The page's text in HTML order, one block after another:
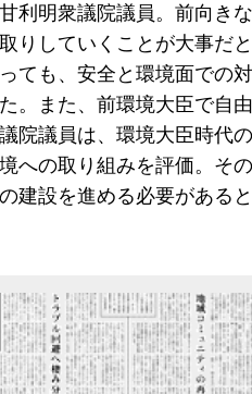
利明衆議院議員。前向き
りしていくことが大事だ
ても、安全と環境面での
。また、前環境大臣で自
院議員は、環境大臣時代
への取り組みを評価。そ
建設を進める必要があると